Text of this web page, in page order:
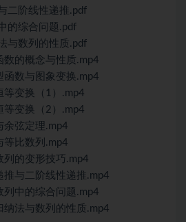
二阶线性递推.pdf
的综合问题.pdf
与数列的性质.pdf
的概念与性质.mp4
数与图象变换.mp4
等变换（1）.mp4
等变换（2）.mp4
余弦定理.mp4
等比数列.mp4
的变形技巧.mp4
与二阶线性递推.mp4
中的综合问题.mp4
纳法与数列的性质.mp4